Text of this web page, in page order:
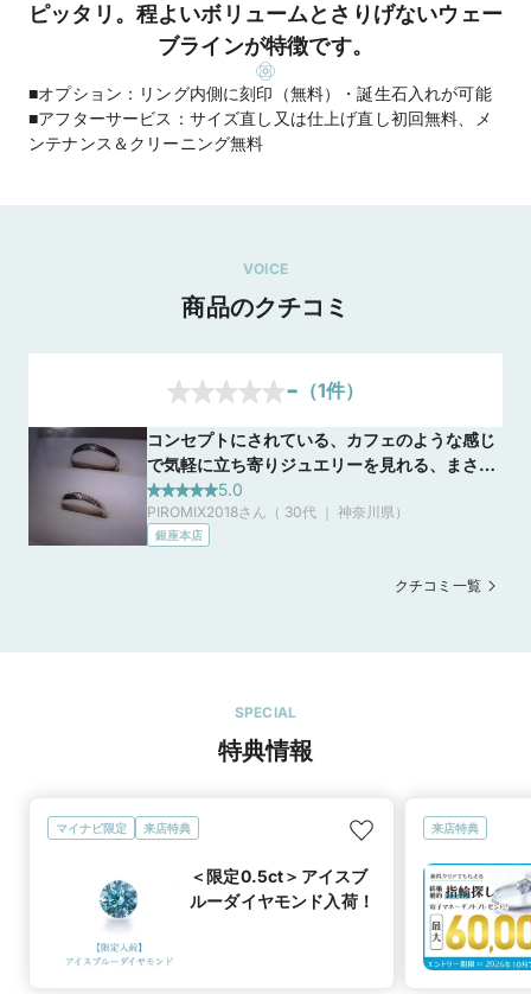
ピッタリ。程よいボリュームとさりげないウェー
ブラインが特徴です。
■オプション：リング内側に刻印（無料）・誕生石入れが可能
■アフターサービス：サイズ直し又は仕上げ直し初回無料、メ
ンテナンス＆クリーニング無料
VOICE
商品のクチコミ
- （1件）
コンセプトにされている、カフェのような感じ
で気軽に立ち寄りジュエリーを見れる、まさに
その通りです。清潔感のあるホワイトを基調と
した店内でとても明るく、商品の陳列もとても
上品にシンプルに飾られていて私はとても好き
5.0
PIROMIX2018さん（ 30代 ｜ 神奈川県）
銀座本店
クチコミ一覧
SPECIAL
特典情報
マイナビ限定 来店特典
＜限定0.5ct＞アイスブ
ルーダイヤモンド入荷！
来店特典